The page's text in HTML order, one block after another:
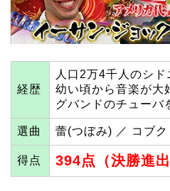
経歴
人口2万4千人のシド
幼い頃から音楽が大
グバンドのチューバ
選曲 蕾(つぼみ) ／ コブク
得点 394点（決勝進出